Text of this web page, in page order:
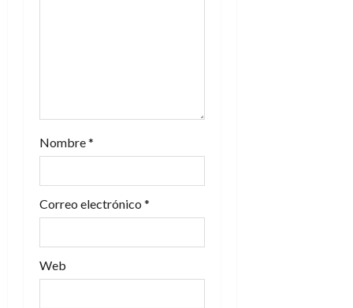
a
d
a
s
Nombre*
Correo electrónico *
Web